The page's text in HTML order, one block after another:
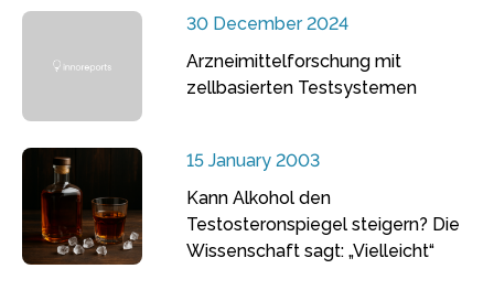
30 December 2024
Arzneimittelforschung mit
zellbasierten Testsystemen
15 January 2003
Kann Alkohol den
Testosteronspiegel steigern? Die
Wissenschaft sagt: „Vielleicht“